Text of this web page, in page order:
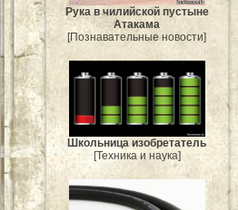
Рука в чилийской пустыне
Атакама
[Познавательные новости]
Школьница изобретатель
[Техника и наука]